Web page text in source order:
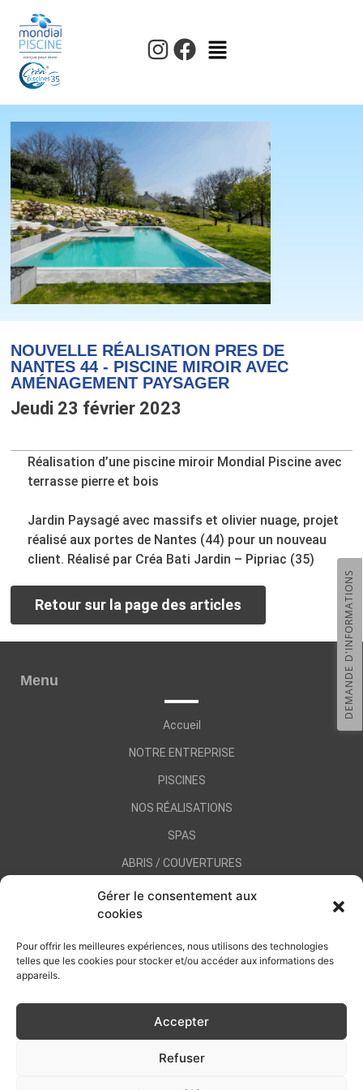
Gérer le consentement aux
cookies
Pour offrir les meilleures expériences, nous utilisons des technologies
telles que les cookies pour stocker et/ou accéder aux informations des
appareils.
Accepter
Refuser
NOUVELLE RÉALISATION PRES DE
NANTES 44 - PISCINE MIROIR AVEC
AMÉNAGEMENT PAYSAGER
Jeudi 23 février 2023
Réalisation d’une piscine miroir Mondial Piscine avec
terrasse pierre et bois
Jardin Paysagé avec massifs et olivier nuage, projet
réalisé aux portes de Nantes (44) pour un nouveau
client. Réalisé par Créa Bati Jardin – Pipriac (35)
Retour sur la page des articles
Menu
Accueil
NOTRE ENTREPRISE
PISCINES
NOS RÉALISATIONS
SPAS
ABRIS / COUVERTURES
CONTRATS D’ENTRETIEN / SAV
DEMANDE D'INFORMATIONS